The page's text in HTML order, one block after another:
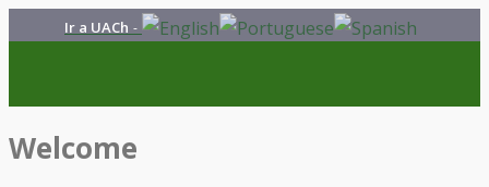
Ir a UACh -
Welcome